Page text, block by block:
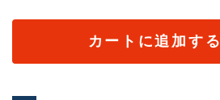
カートに追加する